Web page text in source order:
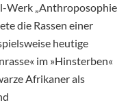
Werk „Anthroposophie
die Rassen einer
heutige
im »Hinsterben«
Afrikaner als